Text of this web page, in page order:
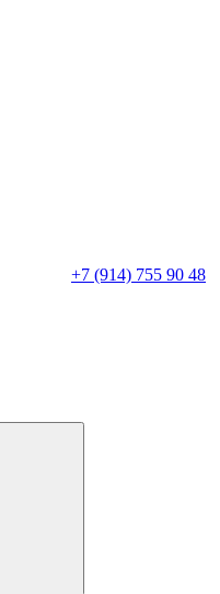
+7 (914) 755 90 48